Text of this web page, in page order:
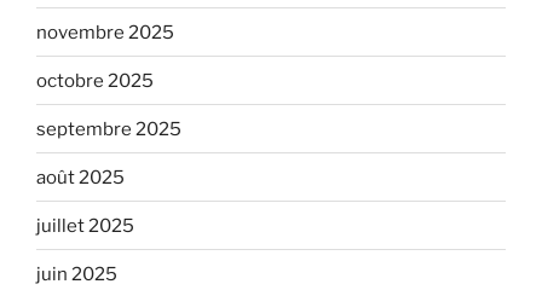
novembre 2025
octobre 2025
septembre 2025
août 2025
juillet 2025
juin 2025